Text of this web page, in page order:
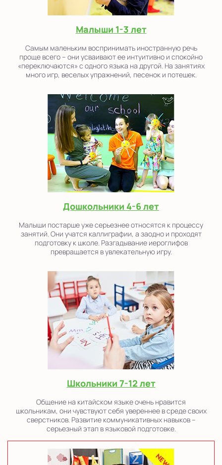
Малыши 1-3 лет
Самым маленьким воспринимать иностранную речь
проще всего – они усваивают ее интуитивно и спокойно
«переключаются» с одного языка на другой. На занятиях
много игр, веселых упражнений, песенок и потешек.
Дошкольники 4-6 лет
Малыши постарше уже серьезнее относятся к процессу
занятий. Они учатся каллиграфии, а заодно и проходят
подготовку к школе. Разгадывание иероглифов
превращается в увлекательную игру.
Школьники 7-12 лет
Общение на китайском языке очень нравится
школьникам, они чувствуют себя увереннее в среде своих
сверстников. Развитие коммуникативных навыков –
серьезный этап в языковой подготовке.